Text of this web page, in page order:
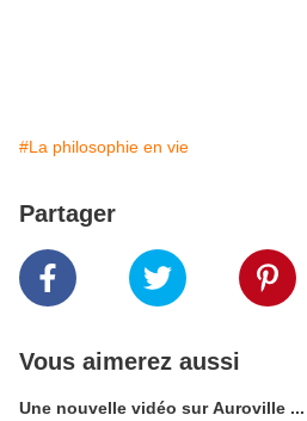
#La philosophie en vie
Partager
Vous aimerez aussi
Une nouvelle vidéo sur Auroville ...